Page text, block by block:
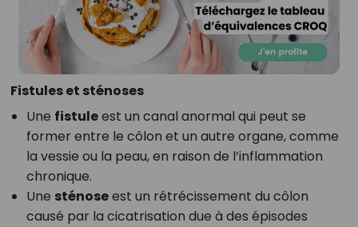
Fistules et sténoses
Une fistuleest un canal anormal qui peut se
former entre le côlon et un autre organe, comme
la vessie ou la peau, en raison de l’inflammation
chronique.
Une sténoseest un rétrécissement du côlon
causé par la cicatrisation due à des épisodes